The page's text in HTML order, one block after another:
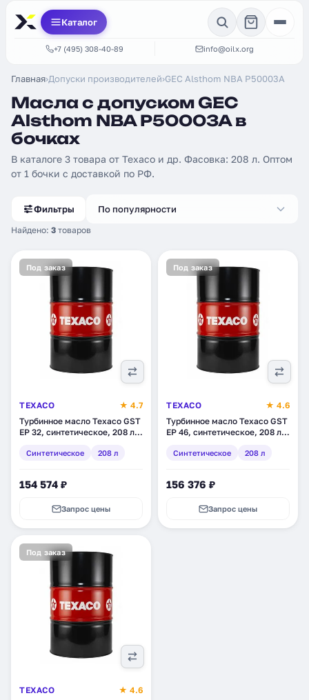
Каталог
+7 (495) 308-40-89 info@oilx.org
Главная›Допуски производителей›GEC Alsthom NBA P50003A
Масла с допуском GEC
Alsthom NBA P50003A в
бочках
В каталоге 3 товара от Texaco и др. Фасовка: 208 л. Оптом
от 1 бочки с доставкой по РФ.
Фильтры
Найдено: 3 товаров
По популярности
Под заказ
TEXACO
★ 4.7
Турбинное масло Texaco GST
EP 32, синтетическое, 208 л
Синтетическое 208 л
154 574 ₽
Запрос цены
Под заказ
TEXACO
★ 4.6
Турбинное масло Texaco GST
EP 46, синтетическое, 208 л
Синтетическое 208 л
156 376 ₽
Запрос цены
Под заказ
TEXACO
★ 4.6